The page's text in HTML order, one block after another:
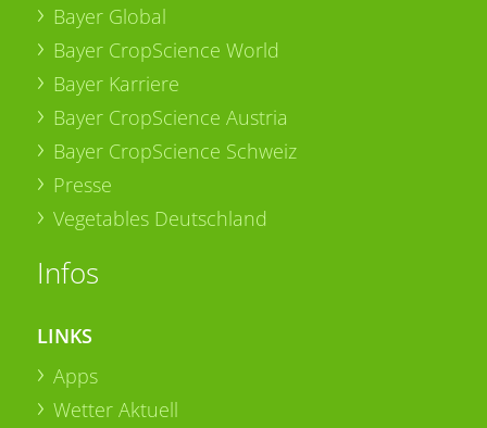
Bayer Global
Bayer CropScience World
Bayer Karriere
Bayer CropScience Austria
Bayer CropScience Schweiz
Presse
Vegetables Deutschland
Infos
LINKS
Apps
Wetter Aktuell